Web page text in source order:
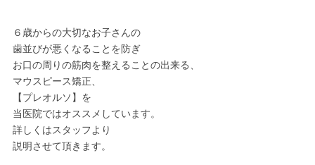
６歳からの大切なお子さんの
歯並びが悪くなることを防ぎ
お口の周りの筋肉を整えることの出来る、
マウスピース矯正、
【プレオルソ】を
当医院ではオススメしています。
詳しくはスタッフより
説明させて頂きます。